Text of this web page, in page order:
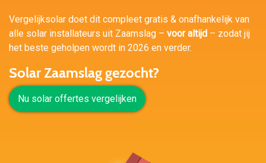
Vergelijksolar doet dit compleet gratis & onafhankelijk van
alle solar installateurs uit Zaamslag – voor altijd – zodat jij
het beste geholpen wordt in 2026 en verder.
Solar Zaamslag gezocht?
Nu solar offertes vergelijken